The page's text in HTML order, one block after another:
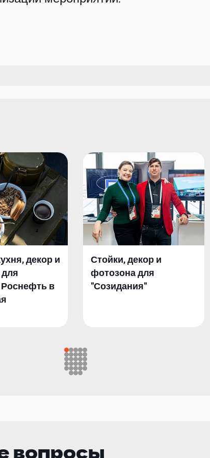
декор и
в
Стойки, декор и
фотозона для
"Созидания"
вопросы